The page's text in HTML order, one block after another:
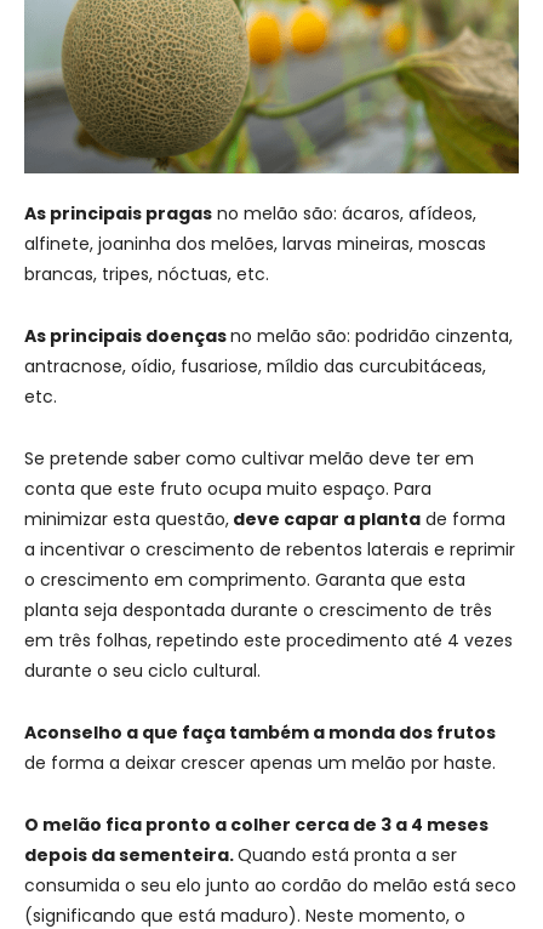
As principais pragas no melão são: ácaros, afídeos,
alfinete, joaninha dos melões, larvas mineiras, moscas
brancas, tripes, nóctuas, etc.
As principais doençasno melão são: podridão cinzenta,
antracnose, oídio, fusariose, míldio das curcubitáceas,
etc.
Se pretende saber como cultivar melão deve ter em
conta que este fruto ocupa muito espaço. Para
minimizar esta questão, deve capar a planta de forma
a incentivar o crescimento de rebentos laterais e reprimir
o crescimento em comprimento. Garanta que esta
planta seja despontada durante o crescimento de três
em três folhas, repetindo este procedimento até 4 vezes
durante o seu ciclo cultural.
Aconselho a que faça também a monda dos frutos
de forma a deixar crescer apenas um melão por haste.
O melão fica pronto a colher cerca de 3 a 4 meses
depois da sementeira.Quando está pronta a ser
consumida o seu elo junto ao cordão do melão está seco
(significando que está maduro). Neste momento, o